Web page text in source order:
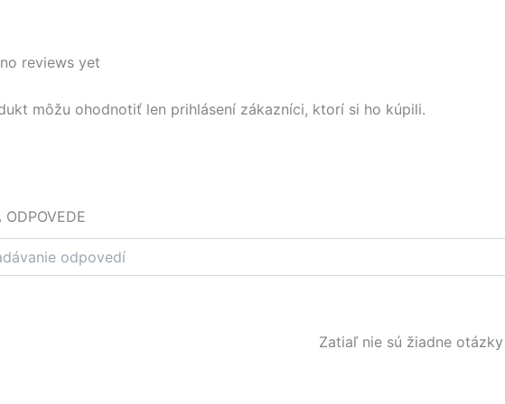
reviews yet
môžu ohodnotiť len prihlásení zákazníci, ktorí si ho kúpili.
ODPOVEDE
Zatiaľ nie sú žiadne otázky